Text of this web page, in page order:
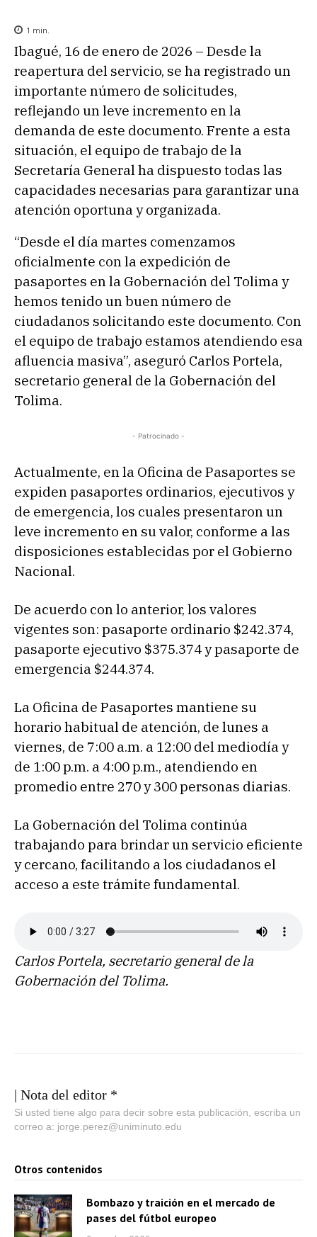
1 min.
Ibagué, 16 de enero de 2026 – Desde la
reapertura del servicio, se ha registrado un
importante número de solicitudes,
reflejando un leve incremento en la
demanda de este documento. Frente a esta
situación, el equipo de trabajo de la
Secretaría General ha dispuesto todas las
capacidades necesarias para garantizar una
atención oportuna y organizada.
“Desde el día martes comenzamos
oficialmente con la expedición de
pasaportes en la Gobernación del Tolima y
hemos tenido un buen número de
ciudadanos solicitando este documento. Con
el equipo de trabajo estamos atendiendo esa
afluencia masiva”, aseguró Carlos Portela,
secretario general de la Gobernación del
Tolima.
- Patrocinado -
Actualmente, en la Oficina de Pasaportes se
expiden pasaportes ordinarios, ejecutivos y
de emergencia, los cuales presentaron un
leve incremento en su valor, conforme a las
disposiciones establecidas por el Gobierno
Nacional.
De acuerdo con lo anterior, los valores
vigentes son: pasaporte ordinario $242.374,
pasaporte ejecutivo $375.374 y pasaporte de
emergencia $244.374.
La Oficina de Pasaportes mantiene su
horario habitual de atención, de lunes a
viernes, de 7:00 a.m. a 12:00 del mediodía y
de 1:00 p.m. a 4:00 p.m., atendiendo en
promedio entre 270 y 300 personas diarias.
La Gobernación del Tolima continúa
trabajando para brindar un servicio eficiente
y cercano, facilitando a los ciudadanos el
acceso a este trámite fundamental.
Carlos Portela, secretario general de la
Gobernación del Tolima.
| Nota del editor *
Si usted tiene algo para decir sobre esta publicación, escriba un
correo a: jorge.perez@uniminuto.edu
Otros contenidos
Bombazo y traición en el mercado de
pases del fútbol europeo